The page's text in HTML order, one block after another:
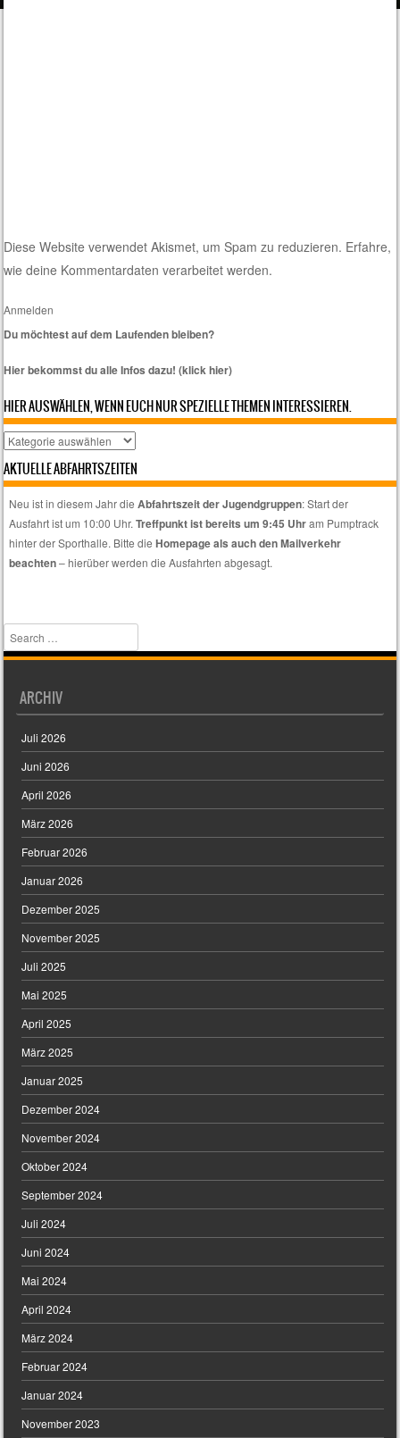
Diese Website verwendet Akismet, um Spam zu reduzieren. Erfahre,
wie deine Kommentardaten verarbeitet werden.
Anmelden
Du möchtest auf dem Laufenden bleiben?
Hier bekommst du alle Infos dazu! (klick hier)
HIER AUSWÄHLEN, WENN EUCH NUR SPEZIELLE THEMEN INTERESSIEREN.
Hier
wenn
Themen
interessieren.
AKTUELLE ABFAHRTSZEITEN
Neu ist in diesem Jahr dieAbfahrtszeit der Jugendgruppen: Start der
Ausfahrt ist um 10:00 Uhr.Treffpunkt ist bereits um 9:45 Uhram Pumptrack
hinter der Sporthalle. Bitte dieHomepage als auch den Mailverkehr
beachten– hierüber werden die Ausfahrten abgesagt.
Search
ARCHIV
Juli 2026
Juni 2026
April 2026
März 2026
Februar 2026
Januar 2026
Dezember 2025
November 2025
Juli 2025
Mai 2025
April 2025
März 2025
Januar 2025
Dezember 2024
November 2024
Oktober 2024
September 2024
Juli 2024
Juni 2024
Mai 2024
April 2024
März 2024
Februar 2024
Januar 2024
November 2023